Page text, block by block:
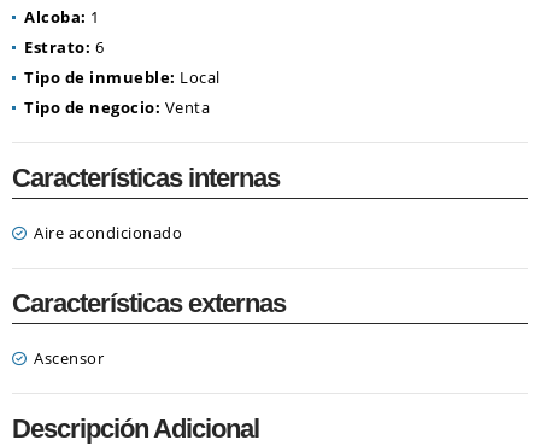
Alcoba: 1
Estrato: 6
Tipo de inmueble: Local
Tipo de negocio: Venta
Características internas
Aire acondicionado
Características externas
Ascensor
Descripción Adicional